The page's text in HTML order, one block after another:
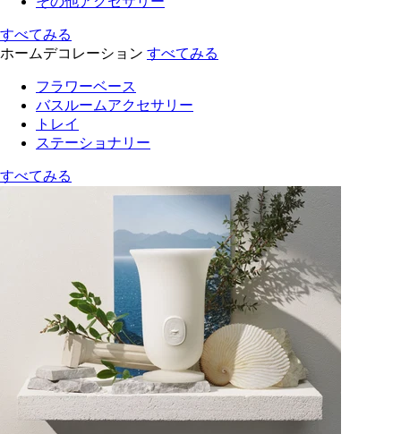
すべてみる
ホームデコレーション すべてみる
フラワーベース
バスルームアクセサリー
トレイ
ステーショナリー
すべてみる